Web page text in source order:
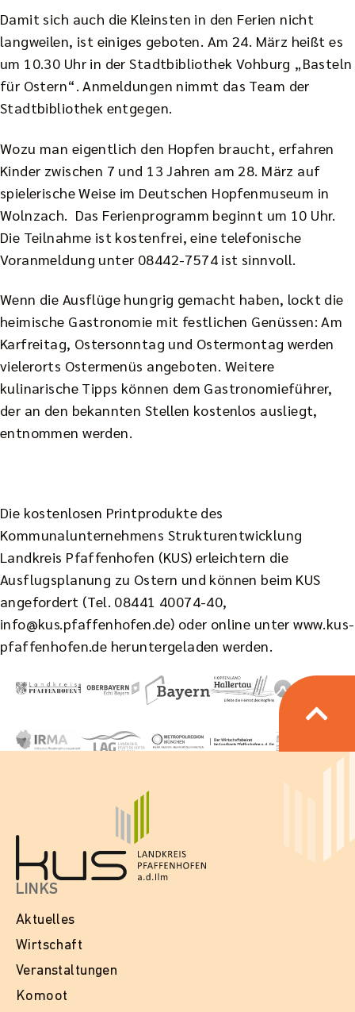
Damit sich auch die Kleinsten in den Ferien nicht
langweilen, ist einiges geboten. Am 24. März heißt es
um 10.30 Uhr in der Stadtbibliothek Vohburg „Basteln
für Ostern“. Anmeldungen nimmt das Team der
Stadtbibliothek entgegen.
Wozu man eigentlich den Hopfen braucht, erfahren
Kinder zwischen 7 und 13 Jahren am 28. März auf
spielerische Weise im Deutschen Hopfenmuseum in
Wolnzach. Das Ferienprogramm beginnt um 10 Uhr.
Die Teilnahme ist kostenfrei, eine telefonische
Voranmeldung unter 08442-7574 ist sinnvoll.
Wenn die Ausflüge hungrig gemacht haben, lockt die
heimische Gastronomie mit festlichen Genüssen: Am
Karfreitag, Ostersonntag und Ostermontag werden
vielerorts Ostermenüs angeboten. Weitere
kulinarische Tipps können dem Gastronomieführer,
der an den bekannten Stellen kostenlos ausliegt,
entnommen werden.
Die kostenlosen Printprodukte des
Kommunalunternehmens Strukturentwicklung
Landkreis Pfaffenhofen (KUS) erleichtern die
Ausflugsplanung zu Ostern und können beim KUS
angefordert (Tel. 08441 40074-40,
info@kus.pfaffenhofen.de) oder online unter www.kus-
pfaffenhofen.de heruntergeladen werden.
LINKS
Aktuelles
Wirtschaft
Veranstaltungen
Komoot